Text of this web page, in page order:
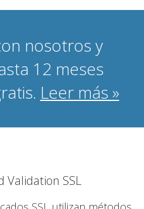
nosotros y
12 meses
Leer más »
Validation SSL